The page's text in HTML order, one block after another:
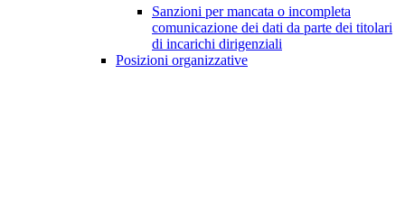
Sanzioni per mancata o incompleta
comunicazione dei dati da parte dei titolari
di incarichi dirigenziali
Posizioni organizzative